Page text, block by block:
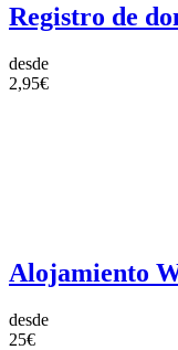
Registro de
desde
2,95€
Alojamiento
desde
25€